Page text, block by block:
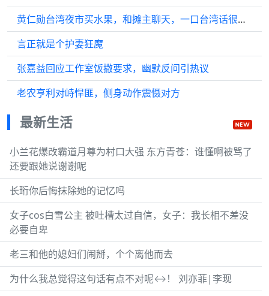
黄仁勋台湾夜市买水果，和摊主聊天，一口台湾话很标准
言正就是个护妻狂魔
张嘉益回应工作室饭撒要求，幽默反问引热议
老农亨利对峙悍匪，侧身动作震慑对方
最新生活
小兰花爆改霸道月尊为村口大强 东方青苍：谁懂啊被骂了
还要跟她说谢谢呢
长珩你后悔抹除她的记忆吗
女子cos白雪公主 被吐槽太过自信，女子：我长相不差没
必要自卑
老三和他的媳妇们闹掰，个个离他而去
为什么我总觉得这句话有点不对呢‍↔️！ 刘亦菲|李现